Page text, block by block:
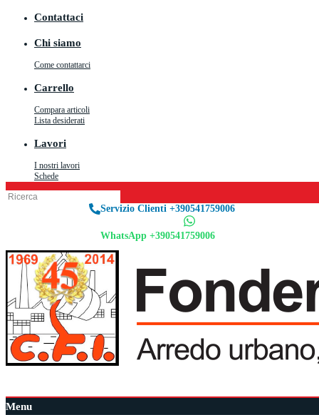
Contattaci
Chi siamo
Come contattarci
Carrello
Compara articoli
Lista desiderati
Lavori
I nostri lavori
Schede
Servizio Clienti +390541759006
WhatsApp +390541759006
Menu